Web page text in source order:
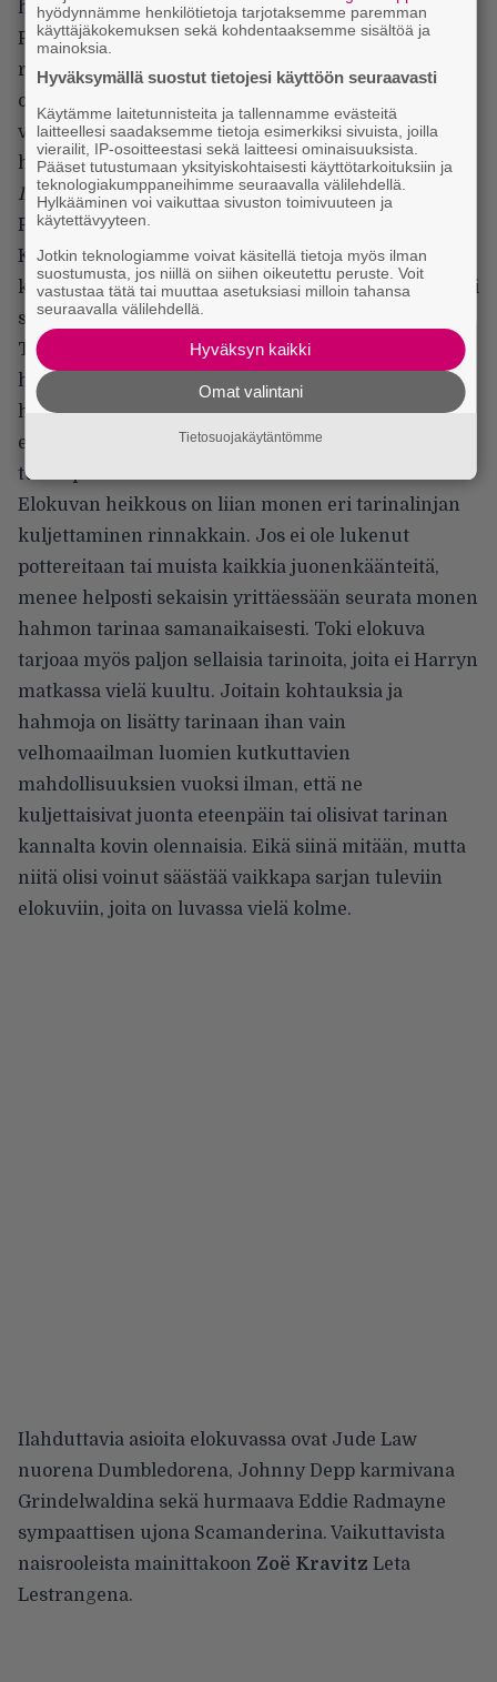
hän ensin kunniasta, sillä se vaatisi matkustamista
Pariisiin. Lopulta Scamander päättää kuitenkin
rikkoa matkustuskieltoa yhteisen hyvän vuoksi. Ei
ole pahitteeksi, että Scamanderin sydämen vienyt
velhokaunotar (Katherine Waterston) majailee
hänkin Pariisissa.
Ihmeotukset: Grindelwaldin rikoksettavoittaa Harry
Pottereista tutun maagisen maailman.
Kaksituntinen elokuva tarjoaa ilahduttavia
keksintöjä, ennennäkemättömiä loitsuja sekä tietysti
söpöjä ja hurjia taikaolentoja. Elokuva esittelee
Tylypahkastakin tuttuja taruolentoja sekä niiden
henkilöiden seikkailuja, joista Harry luki
historiankirjoistaan. Ihmeotus-sarjan toinen
elokuva avaa kiinnostavasti monen kirjasarjasta
tutun pahiksen taustatarinaa.
Elokuvan heikkous on liian monen eri tarinalinjan
kuljettaminen rinnakkain. Jos ei ole lukenut
pottereitaan tai muista kaikkia juonenkäänteitä,
menee helposti sekaisin yrittäessään seurata monen
hahmon tarinaa samanaikaisesti. Toki elokuva
tarjoaa myös paljon sellaisia tarinoita, joita ei Harryn
matkassa vielä kuultu. Joitain kohtauksia ja
hahmoja on lisätty tarinaan ihan vain
velhomaailman luomien kutkuttavien
mahdollisuuksien vuoksi ilman, että ne
kuljettaisivat juonta eteenpäin tai olisivat tarinan
kannalta kovin olennaisia. Eikä siinä mitään, mutta
niitä olisi voinut säästää vaikkapa sarjan tuleviin
elokuviin, joita on luvassa vielä kolme.
Ilahduttavia asioita elokuvassa ovat Jude Law
nuorena Dumbledorena, Johnny Depp karmivana
Grindelwaldina sekä hurmaava Eddie Radmayne
sympaattisen ujona Scamanderina. Vaikuttavista
naisrooleista mainittakoon Zoë Kravitz Leta
Lestrangena.
hyödynnämme henkilötietoja tarjotaksemme paremman
käyttäjäkokemuksen sekä kohdentaaksemme sisältöä ja
mainoksia.
Hyväksymällä suostut tietojesi käyttöön seuraavasti
Käytämme laitetunnisteita ja tallennamme evästeitä
laitteellesi saadaksemme tietoja esimerkiksi sivuista, joilla
vierailit, IP-osoitteestasi sekä laitteesi ominaisuuksista.
Pääset tutustumaan yksityiskohtaisesti käyttötarkoituksiin ja
teknologiakumppaneihimme seuraavalla välilehdellä.
Hylkääminen voi vaikuttaa sivuston toimivuuteen ja
käytettävyyteen.
Jotkin teknologiamme voivat käsitellä tietoja myös ilman
suostumusta, jos niillä on siihen oikeutettu peruste. Voit
vastustaa tätä tai muuttaa asetuksiasi milloin tahansa
seuraavalla välilehdellä.
Hyväksyn kaikki
Omat valintani
Tietosuojakäytäntömme